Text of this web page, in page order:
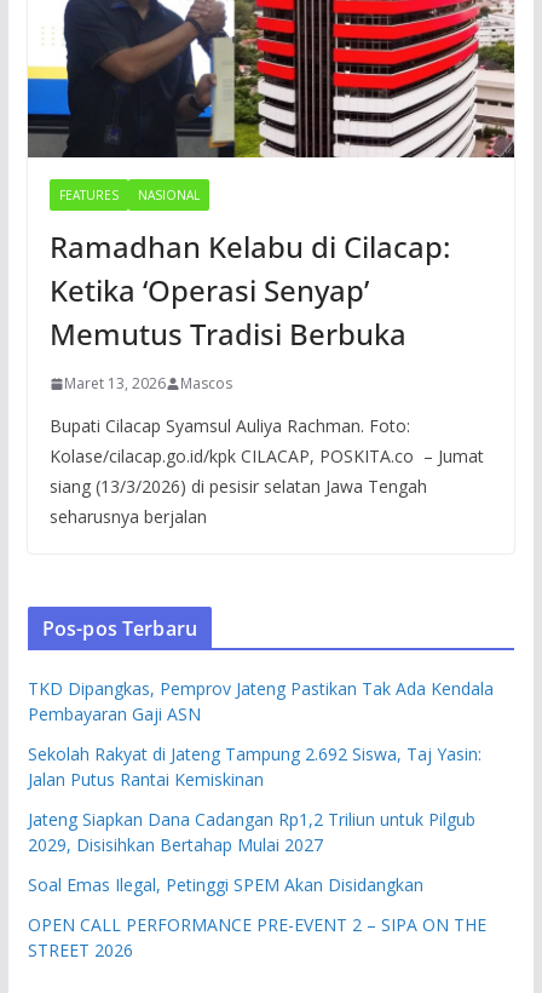
FEATURES NASIONAL
Ramadhan Kelabu di Cilacap:
Ketika ‘Operasi Senyap’
Memutus Tradisi Berbuka
Maret 13, 2026 Mascos
Bupati Cilacap Syamsul Auliya Rachman. Foto:
Kolase/cilacap.go.id/kpk CILACAP, POSKITA.co – Jumat
siang (13/3/2026) di pesisir selatan Jawa Tengah
seharusnya berjalan
Pos-pos Terbaru
TKD Dipangkas, Pemprov Jateng Pastikan Tak Ada Kendala
Pembayaran Gaji ASN
Sekolah Rakyat di Jateng Tampung 2.692 Siswa, Taj Yasin:
Jalan Putus Rantai Kemiskinan
Jateng Siapkan Dana Cadangan Rp1,2 Triliun untuk Pilgub
2029, Disisihkan Bertahap Mulai 2027
Soal Emas Ilegal, Petinggi SPEM Akan Disidangkan
OPEN CALL PERFORMANCE PRE-EVENT 2 – SIPA ON THE
STREET 2026